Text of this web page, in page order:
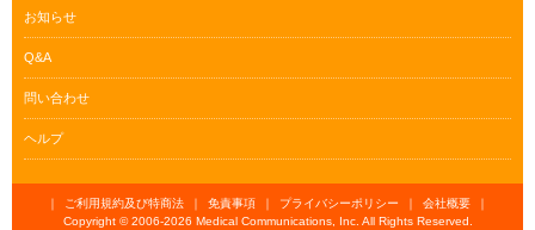
お知らせ
Q&A
問い合わせ
ヘルプ
｜ ご利用規約及び特商法 ｜ 免責事項 ｜ プライバシーポリシー ｜ 会社概要
｜
Copyright © 2006-2026 Medical Communications, Inc. All Rights Reserved.